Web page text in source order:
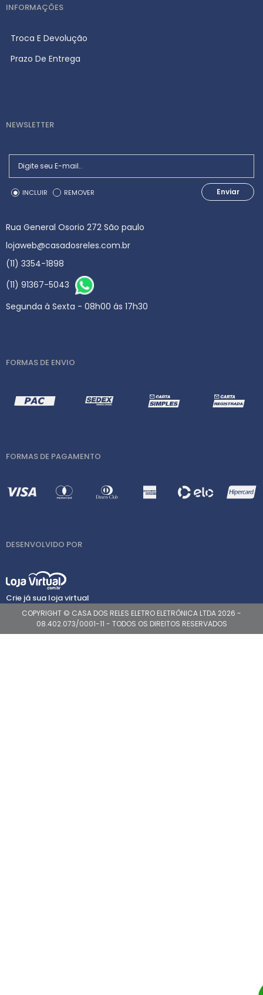
INFORMAÇÕES
Troca E Devolução
Prazo De Entrega
NEWSLETTER
INCLUIR REMOVER Enviar
Rua General Osorio 272 São paulo
lojaweb@casadosreles.com.br
(11) 3354-1898
(11) 91367-5043
Segunda à Sexta - 08h00 ás 17h30
FORMAS DE ENVIO
FORMAS DE PAGAMENTO
DESENVOLVIDO POR
Crie já sua loja virtual
COPYRIGHT © CASA DOS RELES ELETRO ELETRÔNICA LTDA 2026 -
08.402.073/0001-11 - TODOS OS DIREITOS RESERVADOS